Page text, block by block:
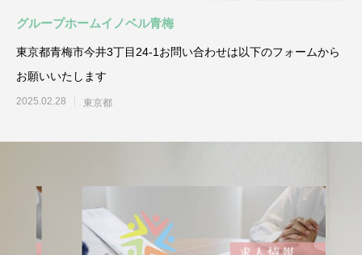
グループホームイノベル青梅
東京都青梅市今井3丁目24-1お問い合わせは以下のフォームから
お願いいたします
2025.02.28 東京都